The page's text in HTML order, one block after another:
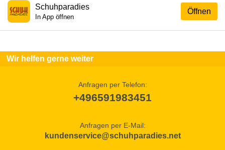
Öffnen
Schuhparadies
In App öffnen
Wir helfen gerne weiter
Anfragen per Telefon:
+496591983451
Anfragen per E-Mail:
kundenservice@schuhparadies.net